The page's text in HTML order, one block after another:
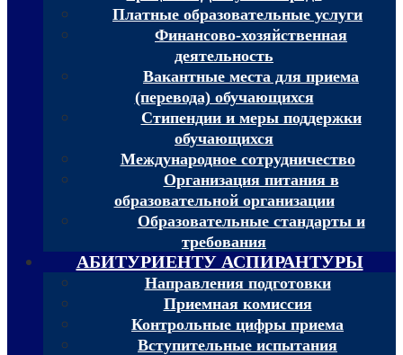
Платные образовательные услуги
Финансово-хозяйственная
деятельность
Вакантные места для приема
(перевода) обучающихся
Стипендии и меры поддержки
обучающихся
Международное сотрудничество
Организация питания в
образовательной организации
Образовательные стандарты и
требования
АБИТУРИЕНТУ АСПИРАНТУРЫ
Направления подготовки
Приемная комиссия
Контрольные цифры приема
Вступительные испытания